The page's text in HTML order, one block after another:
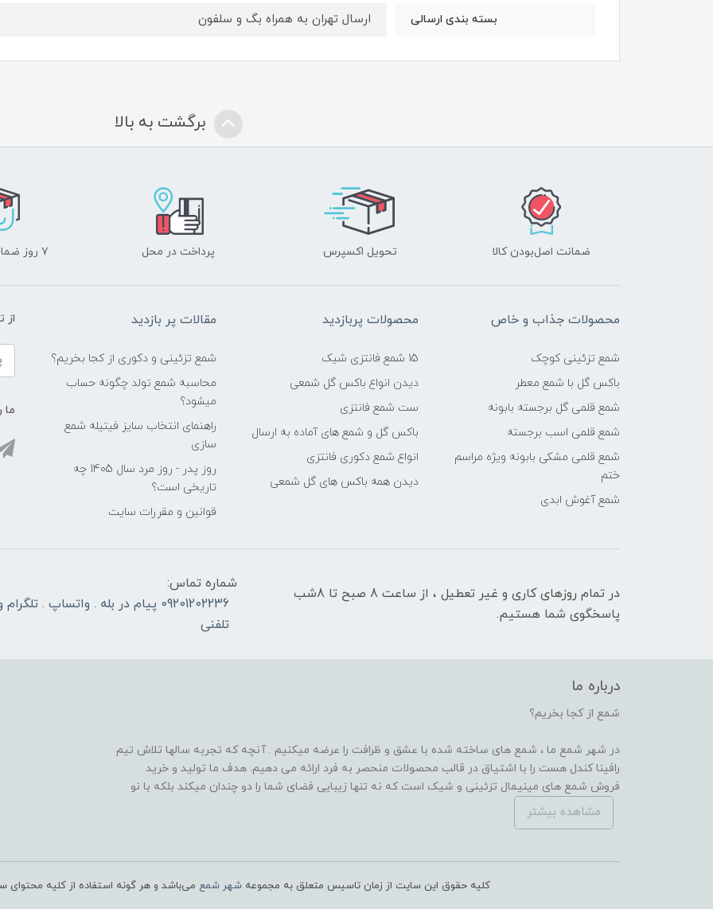
بسته بندی ارسالی ارسال تهران به همراه بگ و سلفون
برگشت به بالا
ضمانت اصل‌بودن کالا تحویل اکسپرس پرداخت در محل ۷ روز ضمانت بازگشت
محصولات جذاب و خاص
شمع تزئینی کوچک
باکس گل با شمع معطر
شمع قلمی گل برجسته بابونه
شمع قلمی اسب برجسته
شمع قلمی مشکی بابونه ویژه مراسم
ختم
شمع آغوش ابدی
محصولات پربازدید
15 شمع فانتزی شیک
دیدن انواع باکس گل شمعی
ست شمع فانتزی
باکس گل و شمع های آماده به ارسال
انواع شمع دکوری فانتزی
دیدن همه باکس های گل شمعی
مقالات پر بازدید
شمع تزئینی و دکوری از کجا بخریم؟
محاسبه شمع تولد چگونه حساب
میشود؟
راهنمای انتخاب سایز فیتیله شمع
سازی
روز پدر - روز مرد سال 1405 چه
تاریخی است؟
قوانین و مقررات سایت
از
ما
در تمام روزهای کاری و غیر تعطیل ، از ساعت 8 صبح تا 8شب
پاسخگوی شما هستیم.
شماره تماس:
09201202236 پیام در بله . واتساپ .
تلفنی
درباره ما
شمع از کجا بخریم؟
در شهر شمع ما ، شمع های ساخته شده با عشق و ظرافت را عرضه میکنیم . آنچه که تجربه سالها تلاش تیم
رافینا کندل هست را با اشتیاق در قالب محصولات منحصر به فرد ارائه می دهیم. هدف ما تولید و خرید
فروش شمع های مینیمال تزئینی و شیک است که نه تنها زیبایی فضای شما را دو چندان میکند بلکه با نو
مشاهده بیشتر
کلیه حقوق این سایت از زمان تاسیس متعلق به مجموعهشهر شمع می‌باشد و هر گونه استفاده از کلیه محتوای